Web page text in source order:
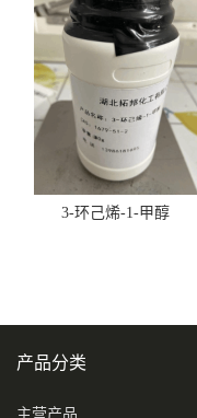
3-环己烯-1-甲醇
产品分类
主营产品